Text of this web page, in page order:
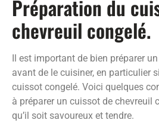
Préparation du
chevreuil congelé.
Il est important de bien préparer
avant de le cuisiner, en particulier
cuissot congelé. Voici quelques
à préparer un cuissot de chevreuil
qu’il soit savoureux et tendre.